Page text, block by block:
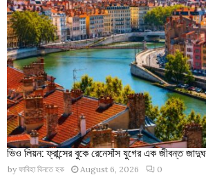
ভিও লিয়ন: ফ্রান্সের বুকে রেনেসাঁস যুগের এক জীবন্ত
by ফাবিহা বিনতে হক August 6, 2026 0